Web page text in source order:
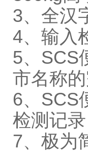
3、全汉
4、输入
5、SCS
市名称
6、SCS
检测记
7、极为